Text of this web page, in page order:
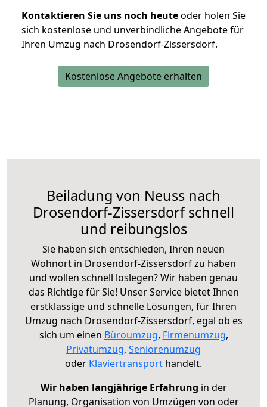
Kontaktieren Sie uns noch heuteoder holen Sie
sich kostenlose und unverbindliche Angebote für
Ihren Umzug nach Drosendorf-Zissersdorf.
Kostenlose Angebote erhalten
Beiladung von Neuss nach
Drosendorf-Zissersdorf schnell
und reibungslos
Sie haben sich entschieden, Ihren neuen
Wohnort in Drosendorf-Zissersdorf zu haben
und wollen schnell loslegen? Wir haben genau
das Richtige für Sie! Unser Service bietet Ihnen
erstklassige und schnelle Lösungen, für Ihren
Umzug nach Drosendorf-Zissersdorf, egal ob es
sich um einen Büroumzug, Firmenumzug,
Privatumzug, Seniorenumzug
oder Klaviertransport handelt.
Wir haben langjährige Erfahrung in der
Planung, Organisation von Umzügen von oder